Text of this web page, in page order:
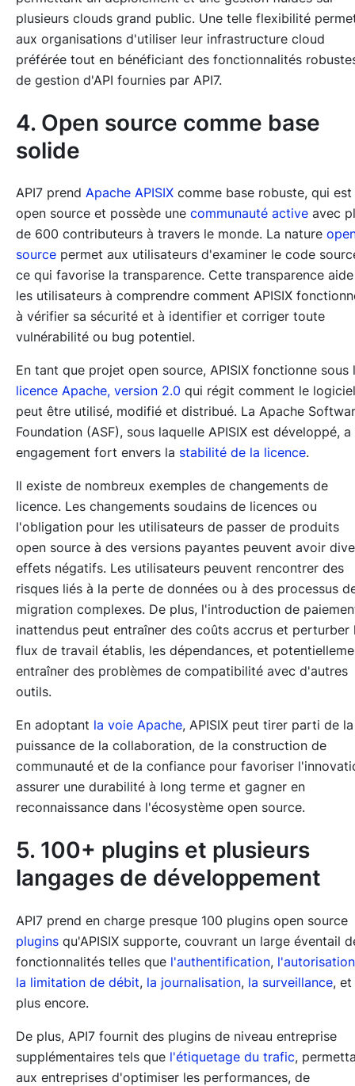
plusieurs clouds grand public. Une telle flexibilité
aux organisations d'utiliser leur infrastructure cloud
préférée tout en bénéficiant des fonctionnalités
de gestion d'API fournies par API7.
4. Open source comme base
solide
API7 prend Apache APISIX comme base robuste, qui est
open source et possède une communauté active avec
de 600 contributeurs à travers le monde. La nature
source permet aux utilisateurs d'examiner le code
ce qui favorise la transparence. Cette transparence aide
les utilisateurs à comprendre comment APISIX
à vérifier sa sécurité et à identifier et corriger toute
vulnérabilité ou bug potentiel.
En tant que projet open source, APISIX fonctionne sous
licence Apache, version 2.0 qui régit comment le logiciel
peut être utilisé, modifié et distribué. La Apache
Foundation (ASF), sous laquelle APISIX est développé, a
engagement fort envers la stabilité de la licence.
Il existe de nombreux exemples de changements de
licence. Les changements soudains de licences ou
l'obligation pour les utilisateurs de passer de produits
open source à des versions payantes peuvent avoir
effets négatifs. Les utilisateurs peuvent rencontrer des
risques liés à la perte de données ou à des processus
migration complexes. De plus, l'introduction de
inattendus peut entraîner des coûts accrus et perturber
flux de travail établis, les dépendances, et
entraîner des problèmes de compatibilité avec d'autres
outils.
En adoptant la voie Apache, APISIX peut tirer parti de la
puissance de la collaboration, de la construction de
communauté et de la confiance pour favoriser
assurer une durabilité à long terme et gagner en
reconnaissance dans l'écosystème open source.
5. 100+ plugins et plusieurs
langages de développement
API7 prend en charge presque 100 plugins open source
plugins qu'APISIX supporte, couvrant un large éventail
fonctionnalités telles que l'authentification, l'autorisation
la limitation de débit, la journalisation, la surveillance, et
plus encore.
De plus, API7 fournit des plugins de niveau entreprise
supplémentaires tels que l'étiquetage du trafic,
aux entreprises d'optimiser les performances, de